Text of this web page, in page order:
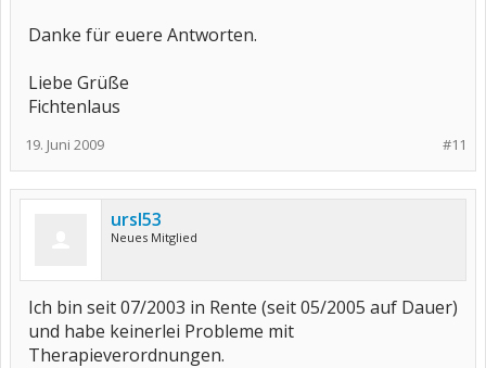
Danke für euere Antworten.
Liebe Grüße
Fichtenlaus
#11
19. Juni 2009
ursl53
Neues Mitglied
Ich bin seit 07/2003 in Rente (seit 05/2005 auf Dauer)
und habe keinerlei Probleme mit
Therapieverordnungen.